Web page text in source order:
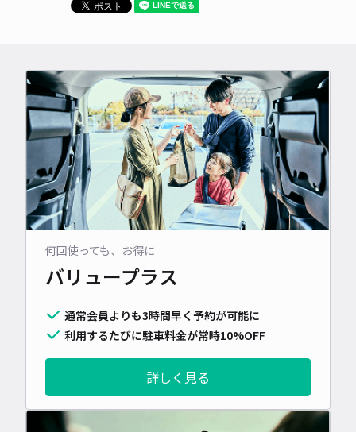
何回使っても、お得に
バリュープラス
通常会員よりも3時間早く予約が可能に
利用するたびに駐車料金が常時10%OFF
詳しく見る